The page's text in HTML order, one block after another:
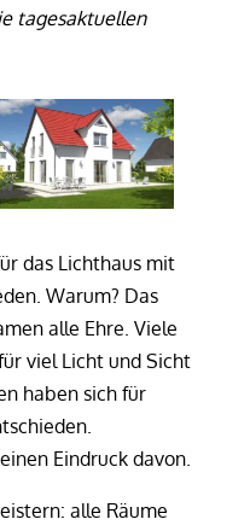
tagesaktuellen
das Lichthaus mit
Warum? Das
alle Ehre. Viele
viel Licht und Sicht
haben sich für
Eindruck davon.
alle Räume